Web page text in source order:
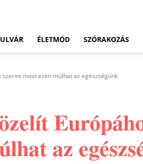
ÉLETMÓD SZÓRAKOZÁS
most ezen múlhat az egészségünk
az